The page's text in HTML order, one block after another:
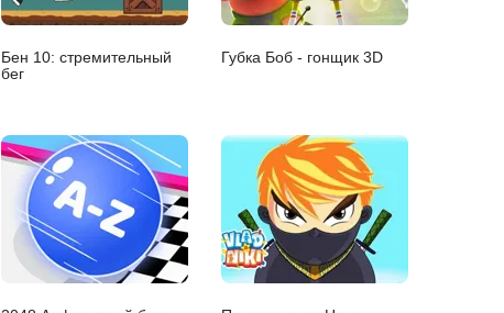
Бен 10: стремительный
бег
Губка Боб - гонщик 3D